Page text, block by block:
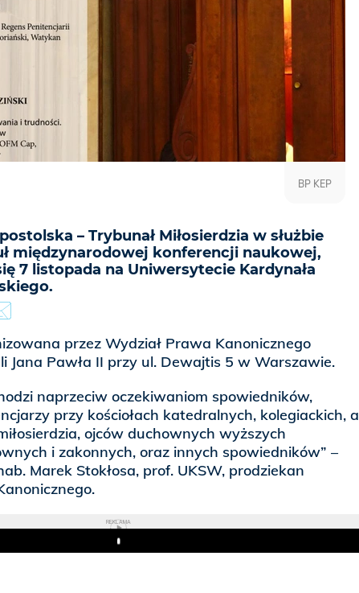
– Trybunał Miłosierdzia w służbie
międzynarodowej konferencji naukowej,
7 listopada na Uniwersytecie Kardynała
BP KEP
przez Wydział Prawa Kanonicznego
Jana Pawła II przy ul. Dewajtis 5 w Warszawie.
naprzeciw oczekiwaniom spowiedników,
przy kościołach katedralnych, kolegiackich, a
ojców duchownych wyższych
i zakonnych, oraz innych spowiedników” –
Marek Stokłosa, prof. UKSW, prodziekan
REKLAMA
Play